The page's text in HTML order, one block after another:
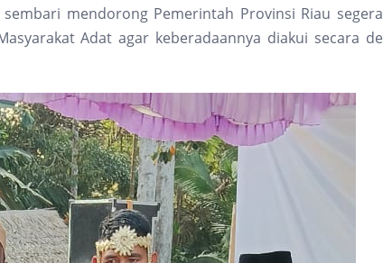
mendorong Pemerintah Provinsi Riau segera
Adat agar keberadaannya diakui secara de